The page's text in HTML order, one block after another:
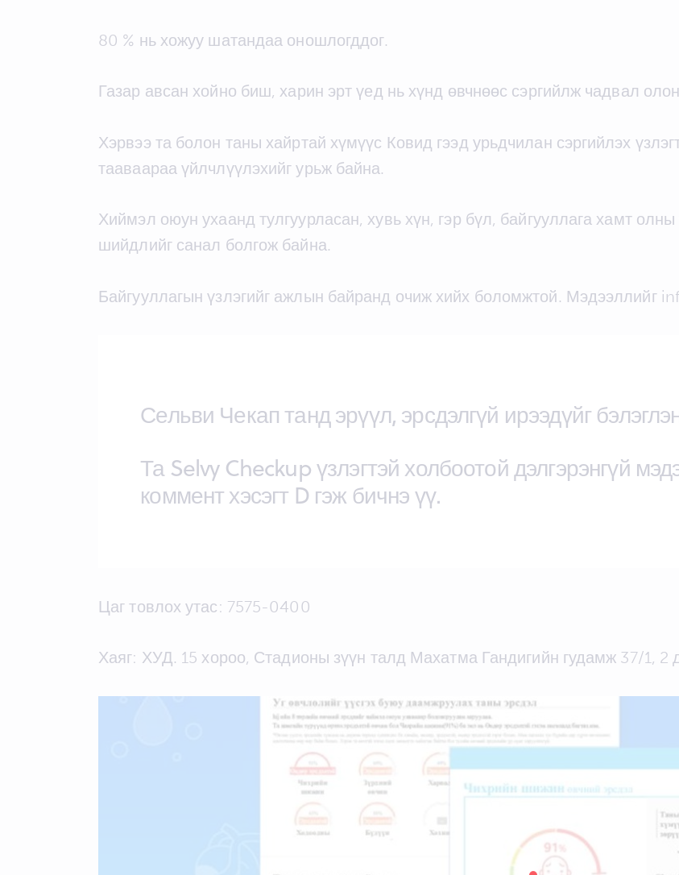
80 % нь хожуу шатандаа оношлогддог.
Газар авсан хойно биш, харин эрт үед нь хүнд өвчнөөс сэргийлж чадвал
Хэрвээ та болон таны хайртай хүмүүс Ковид гээд урьдчилан сэргийлэх
тааваараа үйлчлүүлэхийг урьж байна.
Хиймэл оюун ухаанд тулгуурласан, хувь хүн, гэр бүл, байгууллага хамт
шийдлийг санал болгож байна.
Байгууллагын үзлэгийг ажлын байранд очиж хийх боломжтой. Мэдээллийг
Сельви Чекап танд эрүүл, эрсдэлгүй ирээдүйг
Та Selvy Checkup үзлэгтэй холбоотой дэлгэрэнгүй
коммент хэсэгт D гэж бичнэ үү.
Цаг товлох утас: 7575-0400
Хаяг: ХУД. 15 хороо, Стадионы зүүн талд Махатма Гандигийн гудамж 37/1, 2